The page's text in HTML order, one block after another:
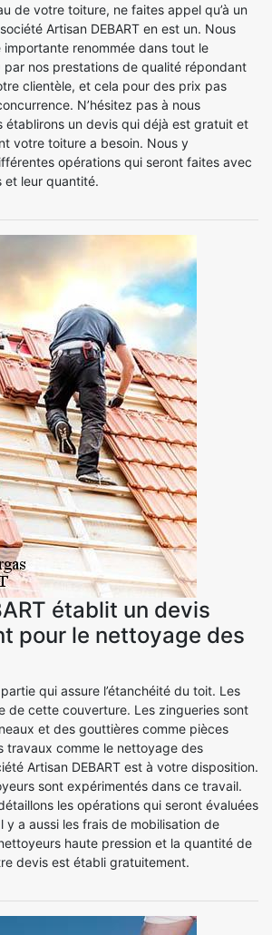
de votre toiture, ne faites appel qu’à un
Artisan DEBART en est un. Nous
importante renommée dans tout le
nos prestations de qualité répondant
clientèle, et cela pour des prix pas
N’hésitez pas à nous
établirons un devis qui déjà est gratuit et
votre toiture a besoin. Nous y
opérations qui seront faites avec
et leur quantité.
établit un devis
pour le nettoyage des
qui assure l’étanchéité du toit. Les
de cette couverture. Les zingueries sont
et des gouttières comme pièces
travaux comme le nettoyage des
Artisan DEBART est à votre disposition.
sont expérimentés dans ce travail.
les opérations qui seront évaluées
y a aussi les frais de mobilisation de
haute pression et la quantité de
devis est établi gratuitement.